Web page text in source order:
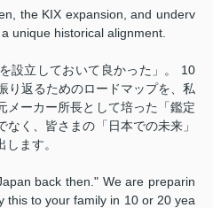
the KIX expansion, and underv
unique historical alignment.
設立しておいて良かった」。 10
り返るためのロードマップを、私
メーカー所長として培った「鑑定
く、皆さまの「日本での未来」
ます。
back then." We are preparin
this to your family in 10 or 20 yea